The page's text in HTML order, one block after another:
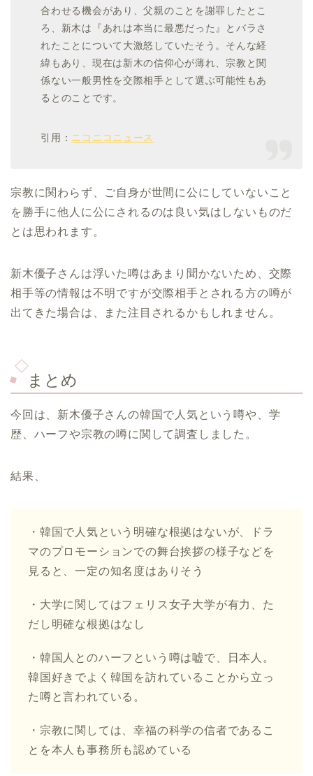
合わせる機会があり、父親のことを謝罪したとこ
ろ、新木は『あれは本当に最悪だった』とバラさ
れたことについて大激怒していたそう。そんな経
緯もあり、現在は新木の信仰心が薄れ、宗教と関
係ない一般男性を交際相手として選ぶ可能性もあ
るとのことです。
引用： ニコニコニュース
宗教に関わらず、ご自身が世間に公にしていないこと
を勝手に他人に公にされるのは良い気はしないものだ
とは思われます。
新木優子さんは浮いた噂はあまり聞かないため、交際
相手等の情報は不明ですが交際相手とされる方の噂が
出てきた場合は、また注目されるかもしれません。
まとめ
今回は、新木優子さんの韓国で人気という噂や、学
歴、ハーフや宗教の噂に関して調査しました。
結果、
・韓国で人気という明確な根拠はないが、ドラ
マのプロモーションでの舞台挨拶の様子などを
見ると、一定の知名度はありそう
・大学に関してはフェリス女子大学が有力、た
だし明確な根拠はなし
・韓国人とのハーフという噂は嘘で、日本人。
韓国好きでよく韓国を訪れていることから立っ
た噂と言われている。
・宗教に関しては、幸福の科学の信者であるこ
とを本人も事務所も認めている